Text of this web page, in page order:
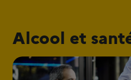
Alcool et